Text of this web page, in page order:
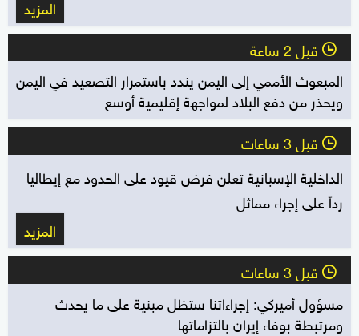
المزيد
l قبل 2 ساعة
المبعوث الأممي إلى اليمن يندد باستمرار التصعيد في اليمن
ويحذر من دفع البلاد لمواجهة إقليمية أوسع
l قبل 3 ساعات
الداخلية الإسبانية تعلن فرض قيود على الحدود مع إيطاليا
رداً على إجراء مماثل
المزيد
l قبل 3 ساعات
مسؤول أميركي: إجراءاتنا ستظل مبنية على ما يحدث
ومرتبطة بوفاء إيران بالتزاماتها